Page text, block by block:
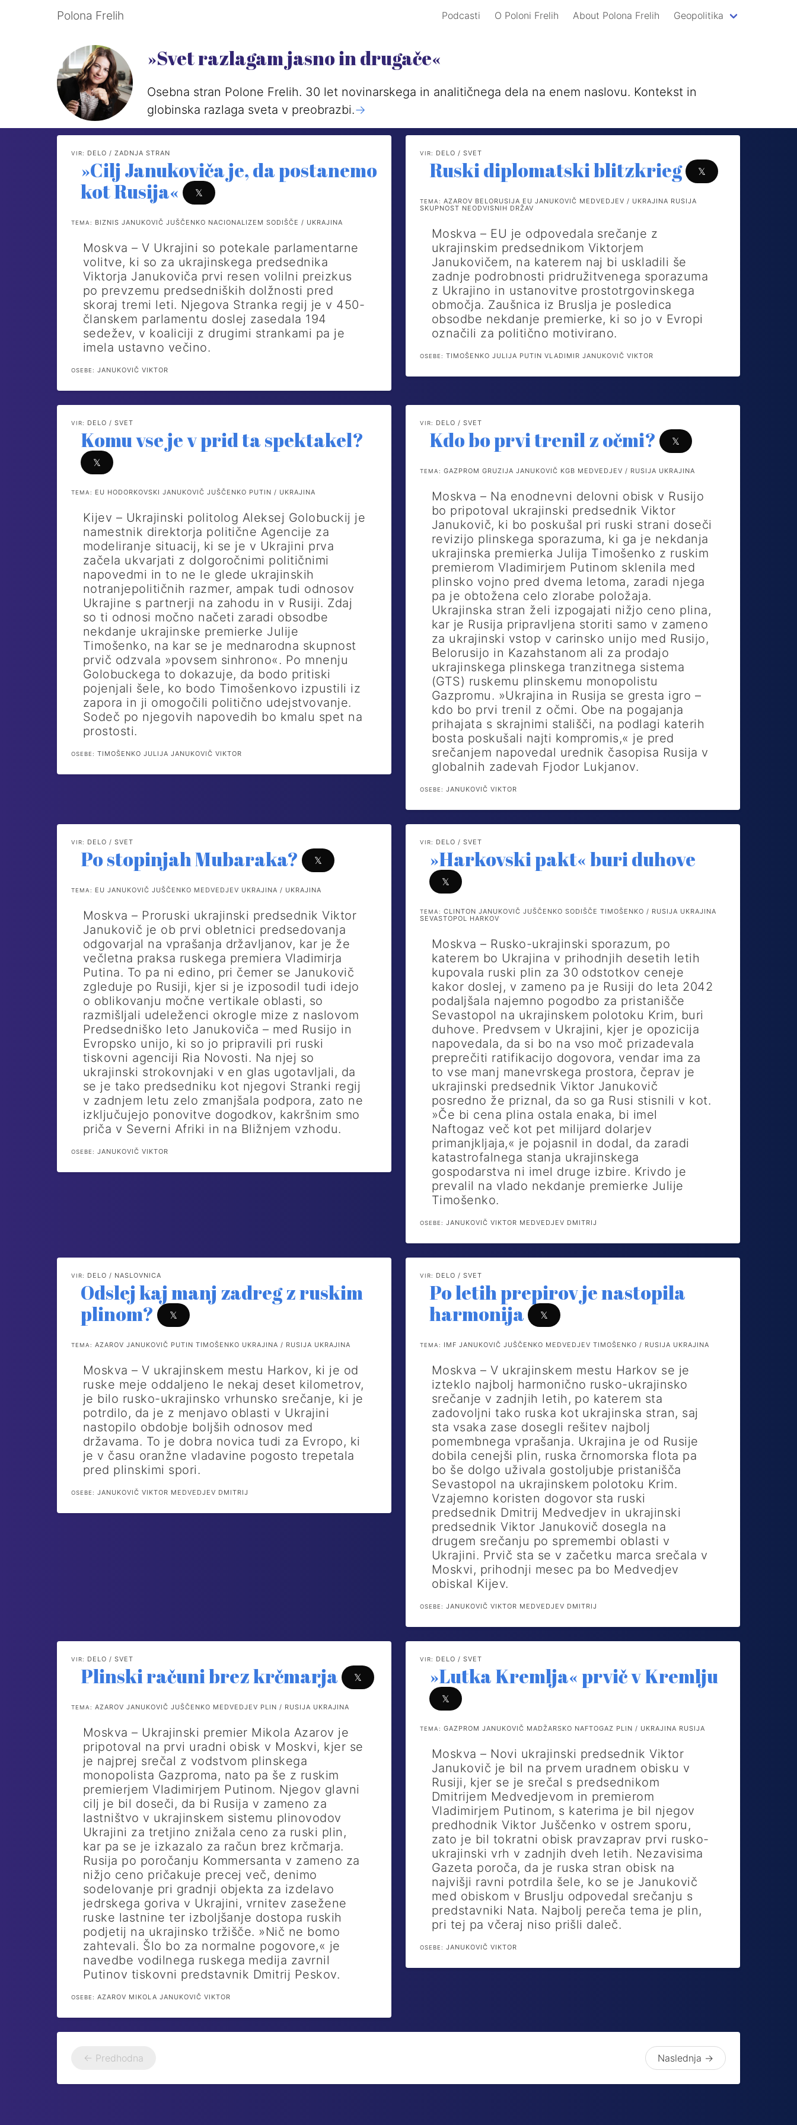
Polona Frelih Podcasti O Poloni Frelih About Polona Frelih Geopolitika
»Svet razlagam jasno in drugače«
Osebna stran Polone Frelih. 30 let novinarskega in analitičnega dela na enem naslovu. Kontekst in
globinska razlaga sveta v preobrazbi.->
VIR: DELO / ZADNJA STRAN
»Cilj Janukoviča je, da postanemo
kot Rusija«
𝕏
TEMA: BIZNIS JANUKOVIČ JUŠČENKO NACIONALIZEM SODIŠČE / UKRAJINA
Moskva – V Ukrajini so potekale parlamentarne
volitve, ki so za ukrajinskega predsednika
Viktorja Janukoviča prvi resen volilni preizkus
po prevzemu predsedniških dolžnosti pred
skoraj tremi leti. Njegova Stranka regij je v 450-
članskem parlamentu doslej zasedala 194
sedežev, v koaliciji z drugimi strankami pa je
imela ustavno večino.
OSEBE: JANUKOVIČ VIKTOR
VIR: DELO / SVET
Ruski diplomatski blitzkrieg 𝕏
TEMA: AZAROV BELORUSIJA EU JANUKOVIČ MEDVEDJEV / UKRAJINA RUSIJA
SKUPNOST NEODVISNIH DRŽAV
Moskva – EU je odpovedala srečanje z
ukrajinskim predsednikom Viktorjem
Janukovičem, na katerem naj bi uskladili še
zadnje podrobnosti pridružitvenega sporazuma
z Ukrajino in ustanovitve prostotrgovinskega
območja. Zaušnica iz Bruslja je posledica
obsodbe nekdanje premierke, ki so jo v Evropi
označili za politično motivirano.
OSEBE: TIMOŠENKO JULIJA PUTIN VLADIMIR JANUKOVIČ VIKTOR
VIR: DELO / SVET
Komu vse je v prid ta spektakel?
𝕏
TEMA: EU HODORKOVSKI JANUKOVIČ JUŠČENKO PUTIN / UKRAJINA
Kijev – Ukrajinski politolog Aleksej Golobuckij je
namestnik direktorja politične Agencije za
modeliranje situacij, ki se je v Ukrajini prva
začela ukvarjati z dolgoročnimi političnimi
napovedmi in to ne le glede ukrajinskih
notranjepolitičnih razmer, ampak tudi odnosov
Ukrajine s partnerji na zahodu in v Rusiji. Zdaj
so ti odnosi močno načeti zaradi obsodbe
nekdanje ukrajinske premierke Julije
Timošenko, na kar se je mednarodna skupnost
prvič odzvala »povsem sinhrono«. Po mnenju
Golobuckega to dokazuje, da bodo pritiski
pojenjali šele, ko bodo Timošenkovo izpustili iz
zapora in ji omogočili politično udejstvovanje.
Sodeč po njegovih napovedih bo kmalu spet na
prostosti.
OSEBE: TIMOŠENKO JULIJA JANUKOVIČ VIKTOR
VIR: DELO / SVET
Kdo bo prvi trenil z očmi? 𝕏
TEMA: GAZPROM GRUZIJA JANUKOVIČ KGB MEDVEDJEV / RUSIJA UKRAJINA
Moskva – Na enodnevni delovni obisk v Rusijo
bo pripotoval ukrajinski predsednik Viktor
Janukovič, ki bo poskušal pri ruski strani doseči
revizijo plinskega sporazuma, ki ga je nekdanja
ukrajinska premierka Julija Timošenko z ruskim
premierom Vladimirjem Putinom sklenila med
plinsko vojno pred dvema letoma, zaradi njega
pa je obtožena celo zlorabe položaja.
Ukrajinska stran želi izpogajati nižjo ceno plina,
kar je Rusija pripravljena storiti samo v zameno
za ukrajinski vstop v carinsko unijo med Rusijo,
Belorusijo in Kazahstanom ali za prodajo
ukrajinskega plinskega tranzitnega sistema
(GTS) ruskemu plinskemu monopolistu
Gazpromu. »Ukrajina in Rusija se gresta igro –
kdo bo prvi trenil z očmi. Obe na pogajanja
prihajata s skrajnimi stališči, na podlagi katerih
bosta poskušali najti kompromis,« je pred
srečanjem napovedal urednik časopisa Rusija v
globalnih zadevah Fjodor Lukjanov.
OSEBE: JANUKOVIČ VIKTOR
VIR: DELO / SVET
Po stopinjah Mubaraka? 𝕏
TEMA: EU JANUKOVIČ JUŠČENKO MEDVEDJEV UKRAJINA / UKRAJINA
Moskva – Proruski ukrajinski predsednik Viktor
Janukovič je ob prvi obletnici predsedovanja
odgovarjal na vprašanja državljanov, kar je že
večletna praksa ruskega premiera Vladimirja
Putina. To pa ni edino, pri čemer se Janukovič
zgleduje po Rusiji, kjer si je izposodil tudi idejo
o oblikovanju močne vertikale oblasti, so
razmišljali udeleženci okrogle mize z naslovom
Predsedniško leto Janukoviča – med Rusijo in
Evropsko unijo, ki so jo pripravili pri ruski
tiskovni agenciji Ria Novosti. Na njej so
ukrajinski strokovnjaki v en glas ugotavljali, da
se je tako predsedniku kot njegovi Stranki regij
v zadnjem letu zelo zmanjšala podpora, zato ne
izključujejo ponovitve dogodkov, kakršnim smo
priča v Severni Afriki in na Bližnjem vzhodu.
OSEBE: JANUKOVIČ VIKTOR
VIR: DELO / SVET
»Harkovski pakt« buri duhove
𝕏
TEMA: CLINTON JANUKOVIČ JUŠČENKO SODIŠČE TIMOŠENKO / RUSIJA UKRAJINA
SEVASTOPOL HARKOV
Moskva – Rusko-ukrajinski sporazum, po
katerem bo Ukrajina v prihodnjih desetih letih
kupovala ruski plin za 30 odstotkov ceneje
kakor doslej, v zameno pa je Rusiji do leta 2042
podaljšala najemno pogodbo za pristanišče
Sevastopol na ukrajinskem polotoku Krim, buri
duhove. Predvsem v Ukrajini, kjer je opozicija
napovedala, da si bo na vso moč prizadevala
preprečiti ratifikacijo dogovora, vendar ima za
to vse manj manevrskega prostora, čeprav je
ukrajinski predsednik Viktor Janukovič
posredno že priznal, da so ga Rusi stisnili v kot.
»Če bi cena plina ostala enaka, bi imel
Naftogaz več kot pet milijard dolarjev
primanjkljaja,« je pojasnil in dodal, da zaradi
katastrofalnega stanja ukrajinskega
gospodarstva ni imel druge izbire. Krivdo je
prevalil na vlado nekdanje premierke Julije
Timošenko.
OSEBE: JANUKOVIČ VIKTOR MEDVEDJEV DMITRIJ
VIR: DELO / NASLOVNICA
Odslej kaj manj zadreg z ruskim
plinom?
𝕏
TEMA: AZAROV JANUKOVIČ PUTIN TIMOŠENKO UKRAJINA / RUSIJA UKRAJINA
Moskva – V ukrajinskem mestu Harkov, ki je od
ruske meje oddaljeno le nekaj deset kilometrov,
je bilo rusko-ukrajinsko vrhunsko srečanje, ki je
potrdilo, da je z menjavo oblasti v Ukrajini
nastopilo obdobje boljših odnosov med
državama. To je dobra novica tudi za Evropo, ki
je v času oranžne vladavine pogosto trepetala
pred plinskimi spori.
OSEBE: JANUKOVIČ VIKTOR MEDVEDJEV DMITRIJ
VIR: DELO / SVET
Po letih prepirov je nastopila
harmonija
𝕏
TEMA: IMF JANUKOVIČ JUŠČENKO MEDVEDJEV TIMOŠENKO / RUSIJA UKRAJINA
Moskva – V ukrajinskem mestu Harkov se je
izteklo najbolj harmonično rusko-ukrajinsko
srečanje v zadnjih letih, po katerem sta
zadovoljni tako ruska kot ukrajinska stran, saj
sta vsaka zase dosegli rešitev najbolj
pomembnega vprašanja. Ukrajina je od Rusije
dobila cenejši plin, ruska črnomorska flota pa
bo še dolgo uživala gostoljubje pristanišča
Sevastopol na ukrajinskem polotoku Krim.
Vzajemno koristen dogovor sta ruski
predsednik Dmitrij Medvedjev in ukrajinski
predsednik Viktor Janukovič dosegla na
drugem srečanju po spremembi oblasti v
Ukrajini. Prvič sta se v začetku marca srečala v
Moskvi, prihodnji mesec pa bo Medvedjev
obiskal Kijev.
OSEBE: JANUKOVIČ VIKTOR MEDVEDJEV DMITRIJ
VIR: DELO / SVET
Plinski računi brez krčmarja 𝕏
TEMA: AZAROV JANUKOVIČ JUŠČENKO MEDVEDJEV PLIN / RUSIJA UKRAJINA
Moskva – Ukrajinski premier Mikola Azarov je
pripotoval na prvi uradni obisk v Moskvi, kjer se
je najprej srečal z vodstvom plinskega
monopolista Gazproma, nato pa še z ruskim
premierjem Vladimirjem Putinom. Njegov glavni
cilj je bil doseči, da bi Rusija v zameno za
lastništvo v ukrajinskem sistemu plinovodov
Ukrajini za tretjino znižala ceno za ruski plin,
kar pa se je izkazalo za račun brez krčmarja.
Rusija po poročanju Kommersanta v zameno za
nižjo ceno pričakuje precej več, denimo
sodelovanje pri gradnji objekta za izdelavo
jedrskega goriva v Ukrajini, vrnitev zasežene
ruske lastnine ter izboljšanje dostopa ruskih
podjetij na ukrajinsko tržišče. »Nič ne bomo
zahtevali. Šlo bo za normalne pogovore,« je
navedbe vodilnega ruskega medija zavrnil
Putinov tiskovni predstavnik Dmitrij Peskov.
OSEBE: AZAROV MIKOLA JANUKOVIČ VIKTOR
VIR: DELO / SVET
»Lutka Kremlja« prvič v Kremlju
𝕏
TEMA: GAZPROM JANUKOVIČ MADŽARSKO NAFTOGAZ PLIN / UKRAJINA RUSIJA
Moskva – Novi ukrajinski predsednik Viktor
Janukovič je bil na prvem uradnem obisku v
Rusiji, kjer se je srečal s predsednikom
Dmitrijem Medvedjevom in premierom
Vladimirjem Putinom, s katerima je bil njegov
predhodnik Viktor Juščenko v ostrem sporu,
zato je bil tokratni obisk pravzaprav prvi rusko-
ukrajinski vrh v zadnjih dveh letih. Nezavisima
Gazeta poroča, da je ruska stran obisk na
najvišji ravni potrdila šele, ko se je Janukovič
med obiskom v Bruslju odpovedal srečanju s
predstavniki Nata. Najbolj pereča tema je plin,
pri tej pa včeraj niso prišli daleč.
OSEBE: JANUKOVIČ VIKTOR
← Predhodna Naslednja →